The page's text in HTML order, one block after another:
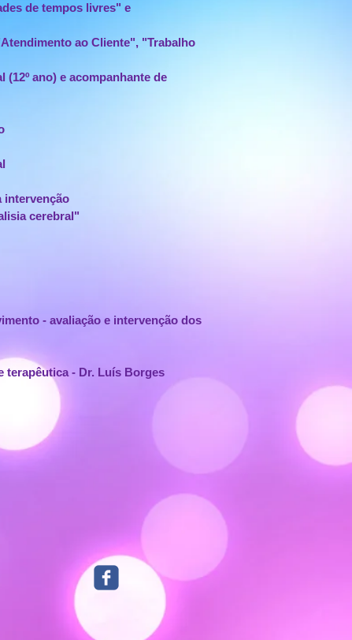
de tempos livres" e
ao Cliente", "Trabalho
ano) e acompanhante de
intervenção
cerebral"
- avaliação e intervenção dos
- Dr. Luís Borges